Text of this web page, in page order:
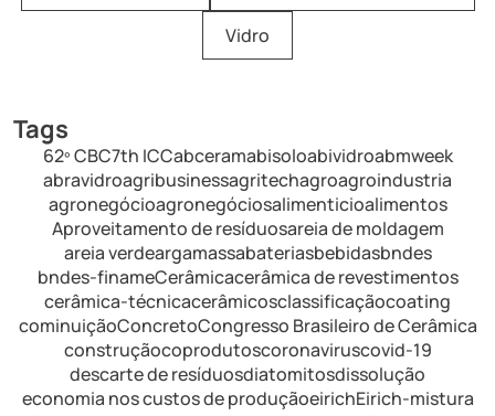
Vidro
Tags
62º CBC7th ICCabceramabisoloabividroabmweek
abravidroagribusinessagritechagroagroindustria
agronegócioagronegóciosalimenticioalimentos
Aproveitamento de resíduosareia de moldagem
areia verdeargamassabateriasbebidasbndes
bndes-finameCerâmicacerâmica de revestimentos
cerâmica-técnicacerâmicosclassificaçãocoating
cominuiçãoConcretoCongresso Brasileiro de Cerâmica
construçãocoprodutoscoronaviruscovid-19
descarte de resíduosdiatomitosdissolução
economia nos custos de produçãoeirichEirich-mistura